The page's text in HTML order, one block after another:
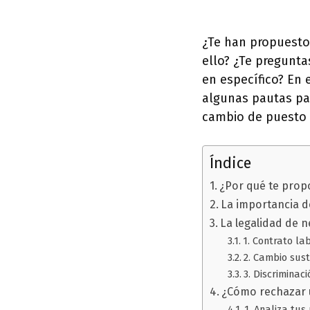
¿Te han
ello? ¿Te
en específico?
algunas pautas
cambio de
Índice
¿Por qué te
La importancia
La legalidad de
1. Contrato
2. Cambio
3.
¿Cómo